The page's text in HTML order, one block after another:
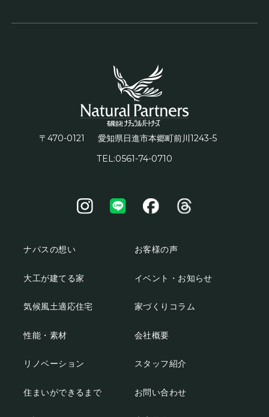
〒470-0121 愛知県日進市本郷町前川 1243-5
TEL:0561-74-0710
ナパスの想い
大工が建てる家
気候風土適応住宅
性能・素材
リノベーション
住まいができるまで
お客様の声
イベント・お知らせ
家づくりコラム
会社概要
スタッフ紹介
お問い合わせ